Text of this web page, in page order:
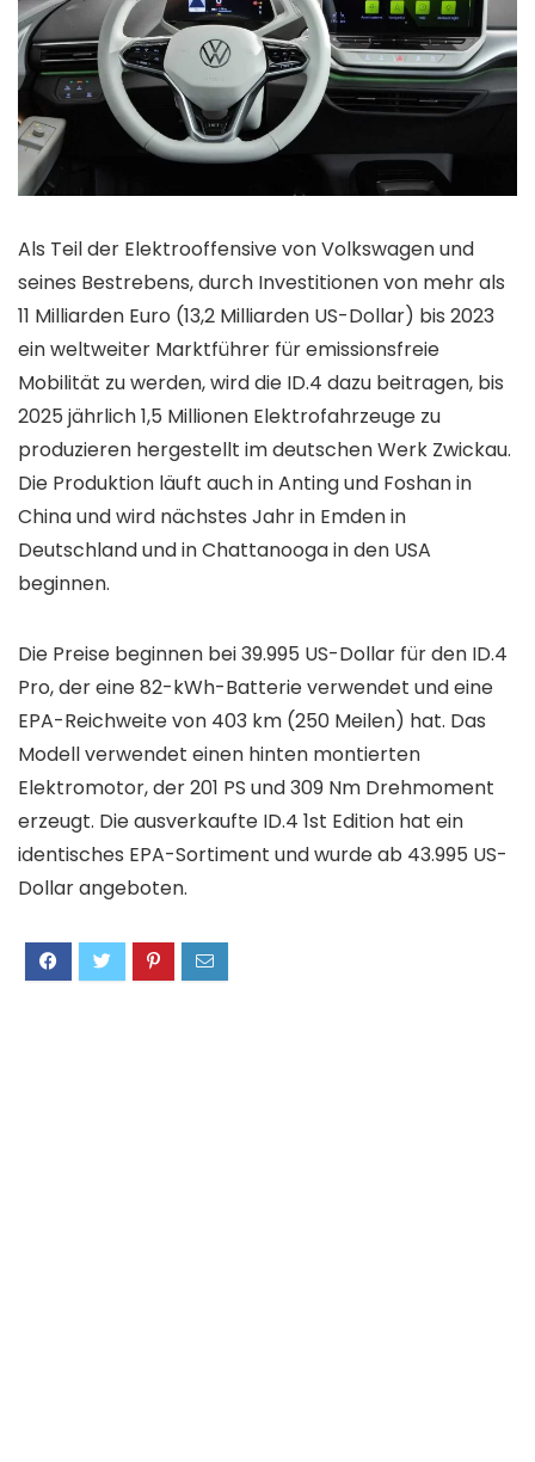
Als Teil der Elektrooffensive von Volkswagen und
seines Bestrebens, durch Investitionen von mehr als
11 Milliarden Euro (13,2 Milliarden US-Dollar) bis 2023
ein weltweiter Marktführer für emissionsfreie
Mobilität zu werden, wird die ID.4 dazu beitragen, bis
2025 jährlich 1,5 Millionen Elektrofahrzeuge zu
produzieren hergestellt im deutschen Werk Zwickau.
Die Produktion läuft auch in Anting und Foshan in
China und wird nächstes Jahr in Emden in
Deutschland und in Chattanooga in den USA
beginnen.
Die Preise beginnen bei 39.995 US-Dollar für den ID.4
Pro, der eine 82-kWh-Batterie verwendet und eine
EPA-Reichweite von 403 km (250 Meilen) hat. Das
Modell verwendet einen hinten montierten
Elektromotor, der 201 PS und 309 Nm Drehmoment
erzeugt. Die ausverkaufte ID.4 1st Edition hat ein
identisches EPA-Sortiment und wurde ab 43.995 US-
Dollar angeboten.